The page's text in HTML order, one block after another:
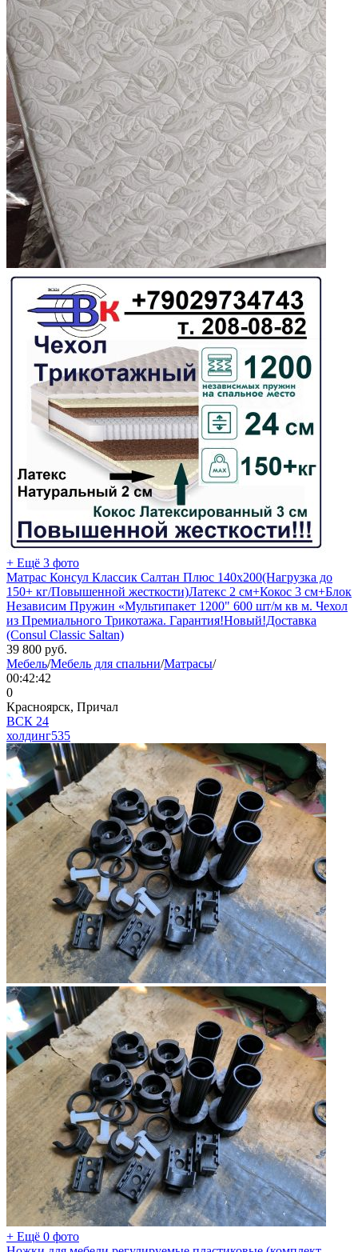
+ Ещё 3 фото
Матрас Консул Классик Салтан Плюс 140х200(Нагрузка до
150+ кг/Повышенной жесткости)Латекс 2 см+Кокос 3 см+Блок
Независим Пружин «Mультипакет 1200" 600 шт/м кв м. Чехол
из Премиального Трикотажа. Гарантия!Новый!Доставка
(Consul Classic Saltan)
39 800 руб.
Мебель/Мебель для спальни/Матрасы/
00:42:42
0
Красноярск, Причал
ВСК 24
холдинг535
+ Ещё 0 фото